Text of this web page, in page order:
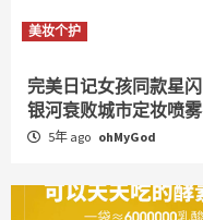
美妆个护
完美日记女孩同款星闪
银河衰败城市定妆喷雾
5年 ago ohMyGod